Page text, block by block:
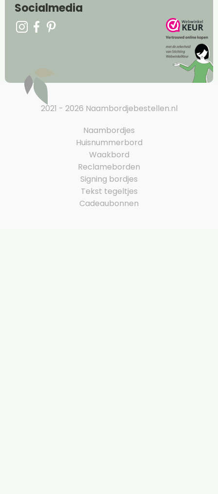
Socialmedia
2021 - 2026 Naambordjebestellen.nl
Naambordjes
Huisnummerbord
Waakbord
Reclameborden
Signing bordjes
Tekst tegeltjes
Cadeaubonnen